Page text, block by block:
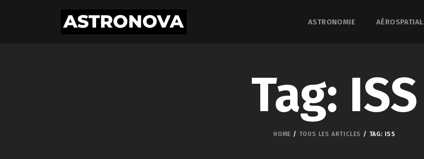
ASTRONOMIE AÉROSPATIAL
Tag: ISS
HOME TOUS LES ARTICLES TAG: ISS